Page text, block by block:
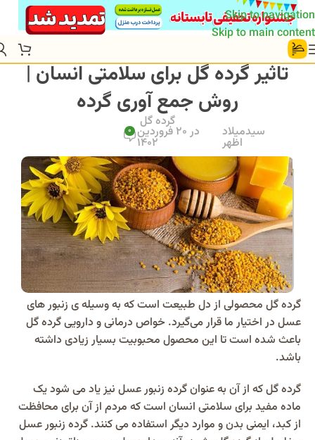
Skip to navigation
Skip to main content
تاثیر گرده گل برای سلامتی انسان |
روش جمع آوری گرده
گرده گل
سیدمیلاد
اظهر
در 20 فروردین
1402
0
گرده گل محصولی از دل طبیعت است که به وسیله‌ ی زنبور های
عسل در اختیار ما قرار می‌گیرد. خواص درمانی و دارویی گرده گل
باعث شده است تا این محصول محبوبیت بسیار زیادی داشته
باشد.
گرده گل که از آن به عنوان گرده زنبور عسل نیز یاد می شود یک
ماده مفید برای سلامتی انسان است که مردم از آن برای محافظت
از کبد، ایمنی بدن و موارد دیگر استفاده می کنند. گرده زنبور عسل